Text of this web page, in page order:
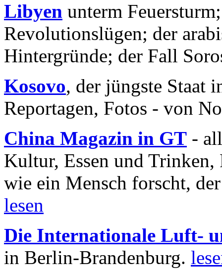
Libyen unterm
Revolutionslügen; der
Hintergründe; der Fall
Kosovo, der jüngste Staat
Reportagen, Fotos - von
China Magazin in GT -
Kultur, Essen und
wie ein Mensch forscht,
lesen
Die Internationale Luft-
in Berlin-Brandenburg.